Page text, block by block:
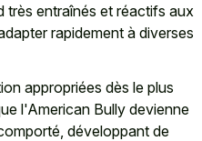
très entraînés et réactifs aux
rapidement à diverses
appropriées dès le plus
l'American Bully devienne
développant de